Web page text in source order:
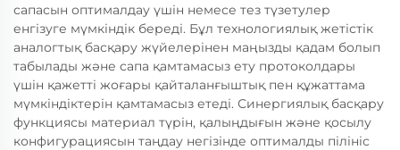
сапасын оптималдау үшін немесе тез түзетулер
енгізуге мүмкіндік береді. Бұл технологиялық жетістік
аналогтық басқару жүйелерінен маңызды қадам болып
табылады және сапа қамтамасыз ету протоколдары
үшін қажетті жоғары қайталанғыштық пен құжаттама
мүмкіндіктерін қамтамасыз етеді. Синергиялық басқару
функциясы материал түрін, қалыңдығын және қосылу
конфигурациясын таңдау негізінде оптималды пілініс